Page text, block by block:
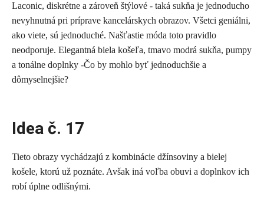
Laconic, diskrétne a zároveň štýlové - taká sukňa je jednoducho
nevyhnutná pri príprave kancelárskych obrazov. Všetci geniálni,
ako viete, sú jednoduché. Našťastie móda toto pravidlo
neodporuje. Elegantná biela košeľa, tmavo modrá sukňa, pumpy
a tonálne doplnky -Čo by mohlo byť jednoduchšie a
dômyselnejšie?
Idea č. 17
Tieto obrazy vychádzajú z kombinácie džínsoviny a bielej
košele, ktorú už poznáte. Avšak iná voľba obuvi a doplnkov ich
robí úplne odlišnými.